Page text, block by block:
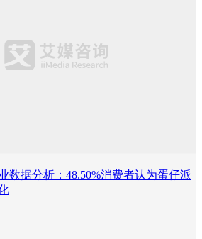
数据分析：48.50%消费者认为蛋仔派